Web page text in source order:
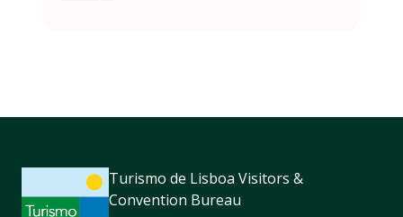
Turismo de Lisboa Visitors &
Convention Bureau